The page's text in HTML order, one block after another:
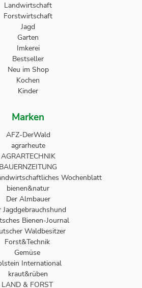
Landwirtschaft
Forstwirtschaft
Jagd
Garten
Imkerei
Bestseller
Neu im Shop
Kochen
Kinder
Marken
AFZ-DerWald
agrarheute
AGRARTECHNIK
BAUERNZEITUNG
Wochenblatt
bienen&natur
Der Almbauer
Jagdgebrauchshund
Bienen-Journal
Waldbesitzer
Forst&Technik
Gemüse
International
kraut&rüben
LAND & FORST